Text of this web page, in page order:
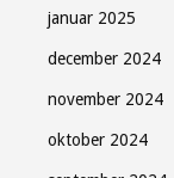
januar 2025
december 2024
november 2024
oktober 2024